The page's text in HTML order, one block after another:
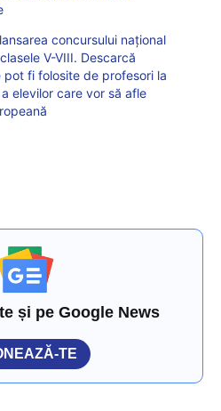
concursului național
V-VIII. Descarcă
pot fi folosite de profesori la
elevilor care vor să afle
și pe Google News
TE